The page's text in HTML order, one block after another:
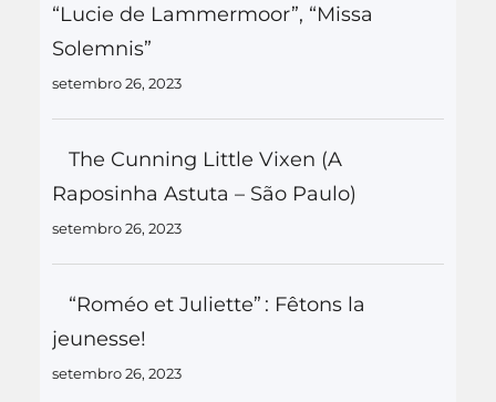
“Lucie de Lammermoor”, “Missa
Solemnis”
setembro 26, 2023
The Cunning Little Vixen (A
Raposinha Astuta – São Paulo)
setembro 26, 2023
“Roméo et Juliette” : Fêtons la
jeunesse!
setembro 26, 2023